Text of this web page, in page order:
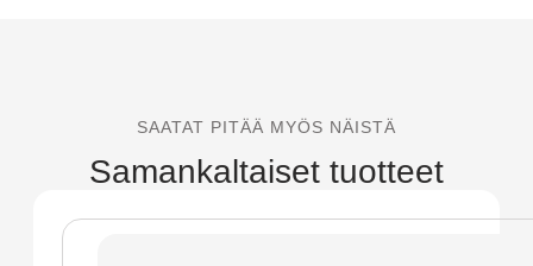
SAATAT PITÄÄ MYÖS NÄISTÄ
Samankaltaiset tuotteet